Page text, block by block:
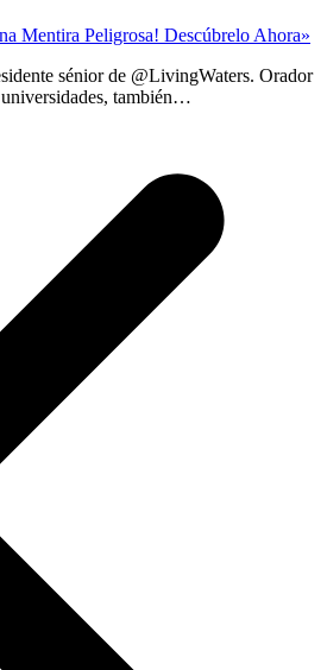
Mentira Peligrosa! Descúbrelo Ahora»
sénior de @LivingWaters. Orador
también…